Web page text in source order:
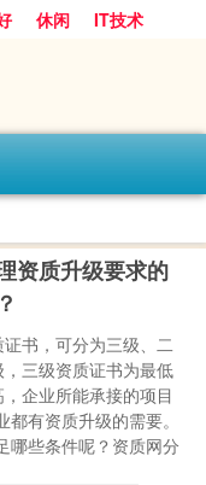
休闲
IT技术
资质升级要求的
书，可分为三级、二
三级资质证书为最低
企业所能承接的项目
有资质升级的需要。
哪些条件呢？资质网分